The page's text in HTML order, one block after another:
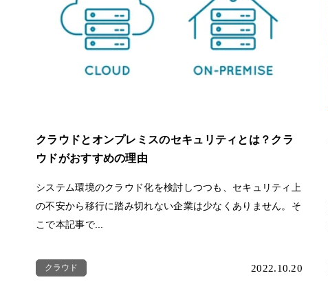
クラウドとオンプレミスのセキュリティとは？クラ
ウドがおすすめの理由
システム環境のクラウド化を検討しつつも、セキュリティ上
の不安から移行に踏み切れない企業は少なくありません。そ
こで本記事で...
クラウド 2022.10.20